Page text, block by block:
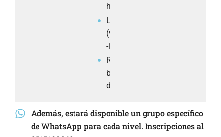
him, etc.
Like +
(verb+
-ing)
Revision:
be or
do?
Además, estará disponible un grupo específico
de WhatsApp para cada nivel. Inscripciones al